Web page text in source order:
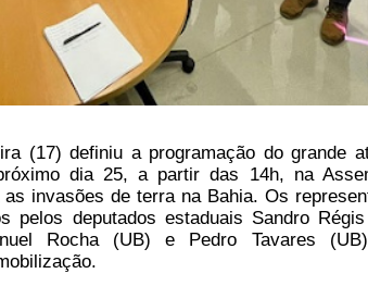
(17) definiu a programação do grande
dia 25, a partir das 14h, na
invasões de terra na Bahia. Os
pelos deputados estaduais Sandro
Rocha (UB) e Pedro Tavares